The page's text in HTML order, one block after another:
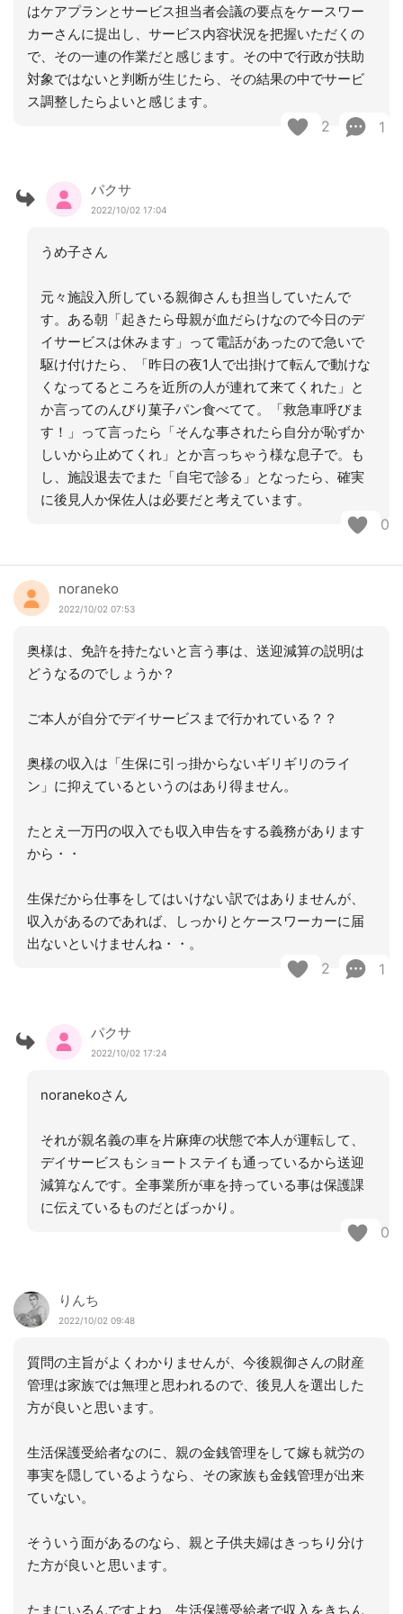
はケアプランとサービス担当者会議の要点をケースワー
カーさんに提出し、サービス内容状況を把握いただくの
で、その一連の作業だと感じます。その中で行政が扶助
対象ではないと判断が生じたら、その結果の中でサービ
ス調整したらよいと感じます。
2 1
パクサ
2022/10/02 17:04
うめ子さん
元々施設入所している親御さんも担当していたんで
す。ある朝「起きたら母親が血だらけなので今日のデ
イサービスは休みます」って電話があったので急いで
駆け付けたら、「昨日の夜1人で出掛けて転んで動けな
くなってるところを近所の人が連れて来てくれた」と
か言ってのんびり菓子パン食べてて。「救急車呼びま
す！」って言ったら「そんな事されたら自分が恥ずか
しいから止めてくれ」とか言っちゃう様な息子で。も
し、施設退去でまた「自宅で診る」となったら、確実
に後見人か保佐人は必要だと考えています。
0
noraneko
2022/10/02 07:53
奥様は、免許を持たないと言う事は、送迎減算の説明は
どうなるのでしょうか？
ご本人が自分でデイサービスまで行かれている？？
奥様の収入は「生保に引っ掛からないギリギリのライ
ン」に抑えているというのはあり得ません。
たとえ一万円の収入でも収入申告をする義務があります
から・・
生保だから仕事をしてはいけない訳ではありませんが、
収入があるのであれば、しっかりとケースワーカーに届
出ないといけませんね・・。
2 1
パクサ
2022/10/02 17:24
noranekoさん
それが親名義の車を片麻痺の状態で本人が運転して、
デイサービスもショートステイも通っているから送迎
減算なんです。全事業所が車を持っている事は保護課
に伝えているものだとばっかり。
0
りんち
2022/10/02 09:48
質問の主旨がよくわかりませんが、今後親御さんの財産
管理は家族では無理と思われるので、後見人を選出した
方が良いと思います。
生活保護受給者なのに、親の金銭管理をして嫁も就労の
事実を隠しているようなら、その家族も金銭管理が出来
ていない。
そういう面があるのなら、親と子供夫婦はきっちり分け
た方が良いと思います。
たまにいるんですよね、生活保護受給者で収入をきちん